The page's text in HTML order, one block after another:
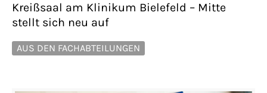
Kreißsaal am Klinikum Bielefeld – Mitte
stellt sich neu auf
AUS DEN FACHABTEILUNGEN